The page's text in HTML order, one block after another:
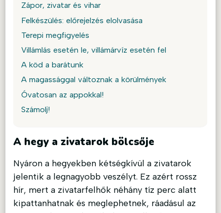
Zápor, zivatar és vihar
Felkészülés: előrejelzés elolvasása
Terepi megfigyelés
Villámlás esetén le, villámárvíz esetén fel
A köd a barátunk
A magassággal változnak a körülmények
Óvatosan az appokkal!
Számolj!
A hegy a zivatarok bölcsője
Nyáron a hegyekben kétségkívül a zivatarok
jelentik a legnagyobb veszélyt. Ez azért rossz
hír, mert a zivatarfelhők néhány tíz perc alatt
kipattanhatnak és meglephetnek, ráadásul az